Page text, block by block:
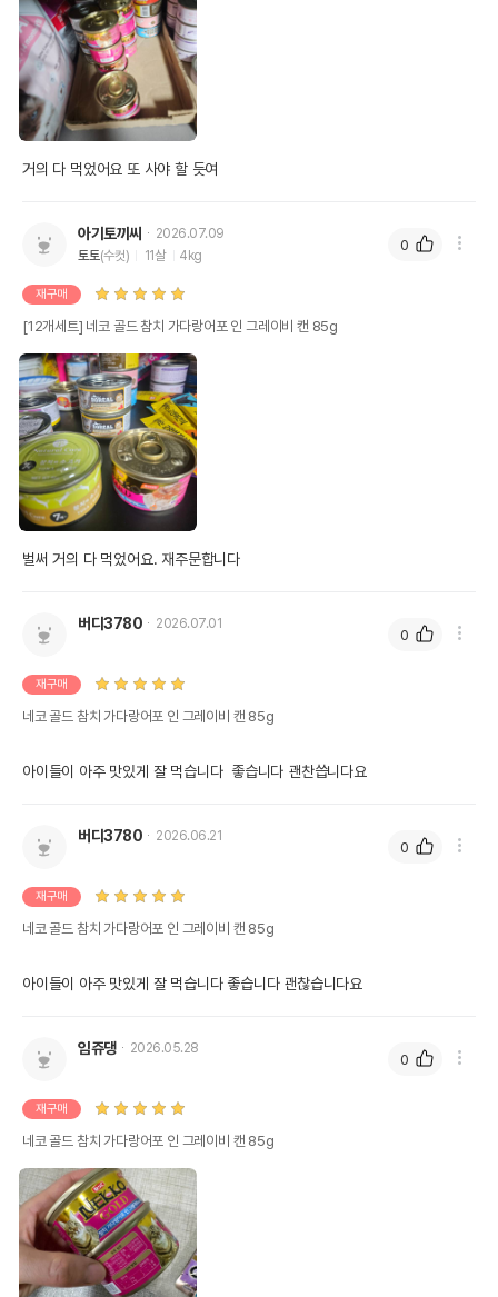
상품 필수 정보
85g 모아보기
경우 그에 대한 사항
제조자,수입품의 경우
수입자를 함께 표기
유니코드
AS책임자와 전화번호
또는 소비자상담 관련
전화번호
유통기한
거의 다 먹었어요 또 사야 할 듯여
아기토끼씨
2026.07.09
토토(수컷) 11살 4kg
재구매
[12개세트] 네코 골드 참치 가다랑어포 인 그레이비 캔 85g
벌써 거의 다 먹었어요. 재주문합니다
0
버디3780 2026.07.01
재구매
네코 골드 참치 가다랑어포 인 그레이비 캔 85g
아이들이 아주 맛있게 잘 먹습니다  좋습니다 괜찬씁니다요
0
버디3780 2026.06.21
재구매
네코 골드 참치 가다랑어포 인 그레이비 캔 85g
아이들이 아주 맛있게 잘 먹습니다 좋습니다 괜찮습니다요
0
임쥬댕 2026.05.28
재구매
네코 골드 참치 가다랑어포 인 그레이비 캔 85g
0